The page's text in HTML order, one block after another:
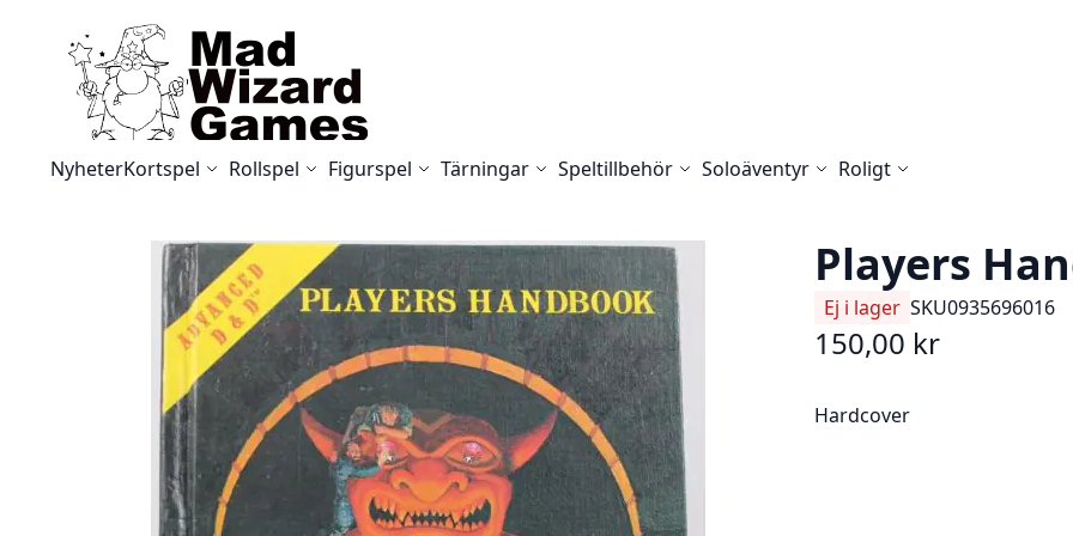
Skip to Content
NyheterKortspel Rollspel Figurspel Tärningar Speltillbehör Soloäventyr Roligt
Players
Ej i lager SKU0935696016
150,00 kr
Hardcover